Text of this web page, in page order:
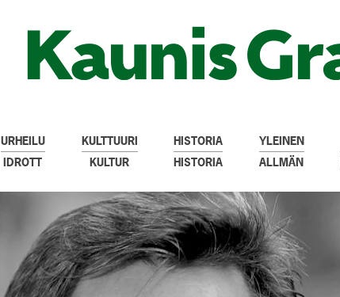
URHEILU
IDROTT
KULTTUURI
KULTUR
HISTORIA
HISTORIA
YLEINEN
ALLMÄN